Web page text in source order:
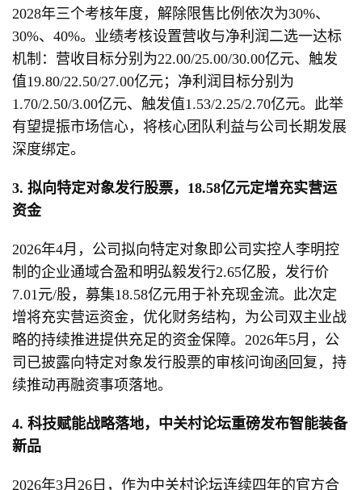
2028年三个考核年度，解除限售比例依次为30%、
30%、40%。业绩考核设置营收与净利润二选一达标
机制：营收目标分别为22.00/25.00/30.00亿元、触发
值19.80/22.50/27.00亿元；净利润目标分别为
1.70/2.50/3.00亿元、触发值1.53/2.25/2.70亿元。此举
有望提振市场信心，将核心团队利益与公司长期发展
深度绑定。
3. 拟向特定对象发行股票，18.58亿元定增充实营运
资金
2026年4月，公司拟向特定对象即公司实控人李明控
制的企业通域合盈和明弘毅发行2.65亿股，发行价
7.01元/股，募集18.58亿元用于补充现金流。此次定
增将充实营运资金，优化财务结构，为公司双主业战
略的持续推进提供充足的资金保障。2026年5月，公
司已披露向特定对象发行股票的审核问询函回复，持
续推动再融资事项落地。
4. 科技赋能战略落地，中关村论坛重磅发布智能装备
新品
2026年3月26日，作为中关村论坛连续四年的官方合